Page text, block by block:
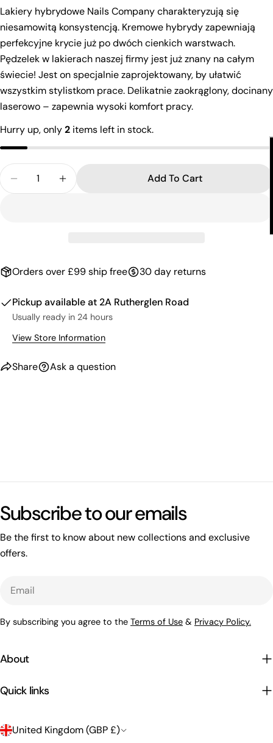
Lakiery hybrydowe Nails Company charakteryzują się
niesamowitą konsystencją. Kremowe hybrydy zapewniają
perfekcyjne krycie już po dwóch cienkich warstwach.
Pędzelek w lakierach naszej firmy jest już znany na całym
świecie! Jest on specjalnie zaprojektowany, by ułatwić
wszystkim stylistkom prace. Delikatnie zaokrąglony, docinany
laserowo – zapewnia wysoki komfort pracy.
Hurry up, only2 items left in stock.
Decrease Quantity For Gel Nail Polish - Granita
Increase Quantity For Gel Nail Polish -
Add To Cart
Orders over £99 ship free 30 day returns
Pickup available at 2A Rutherglen Road
Usually ready in 24 hours
View Store Information
Share
Share this product
Share
Copy
Share
Facebook
Share
X
Pin
Pinterest
Ask a question
name
Your
email
Your
phone
Your
message
Send Question
Open related page
by relayplatform.com
Subscribe to our emails
Be the first to know about new collections and exclusive
offers.
By subscribing you agree to the Terms of Use & Privacy Policy.
About
Quick links
C
United Kingdom (GBP £)